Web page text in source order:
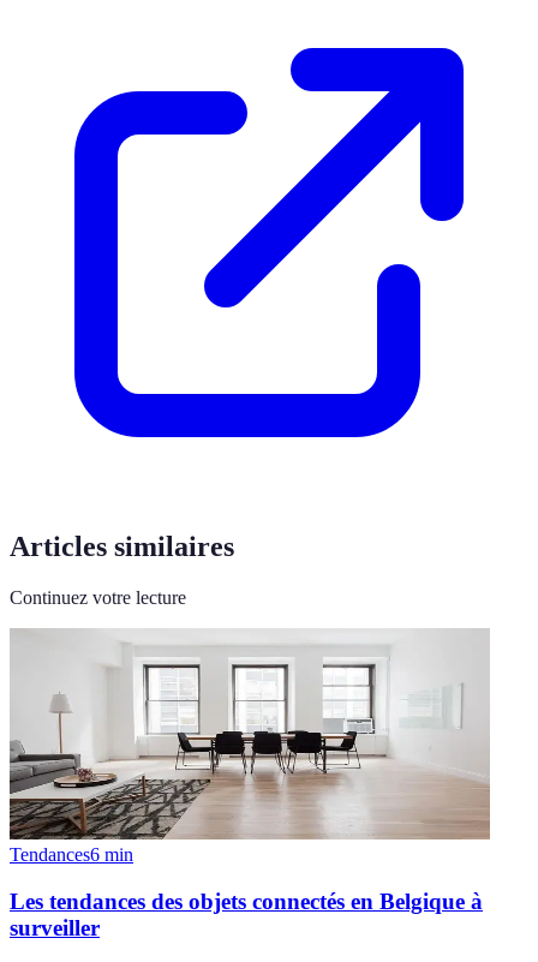
Articles similaires
Continuez votre lecture
Tendances6 min
Les tendances des objets connectés en Belgique à
surveiller